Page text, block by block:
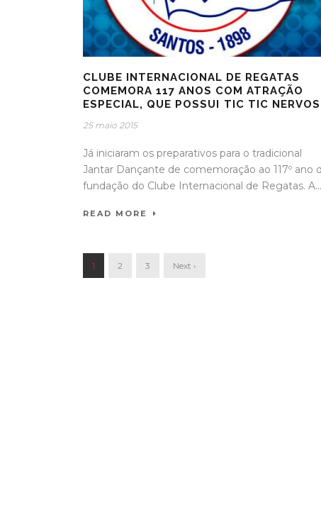
CLUBE INTERNACIONAL DE REGATAS
COMEMORA 117 ANOS COM ATRAÇÃO
ESPECIAL, QUE POSSUI TIC TIC
25 maio 2015
Já iniciaram os preparativos para o tradicional
Jantar Dançante de comemoração ao 117º ano
fundação do Clube Internacional de Regatas. A...
READ MORE
1 2 3 Next ›